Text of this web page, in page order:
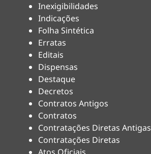
Inexigibilidades
Indicações
Folha Sintética
Erratas
Editais
Dispensas
Destaque
Decretos
Contratos Antigos
Contratos
Contratações Diretas Antigas
Contratações Diretas